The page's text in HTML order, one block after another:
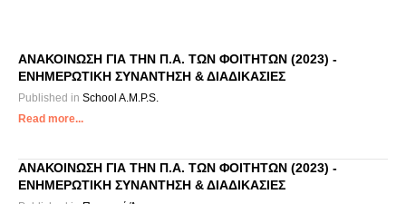
ΑΝΑΚΟΙΝΩΣΗ ΓΙΑ ΤΗΝ Π.Α. ΤΩΝ ΦΟΙΤΗΤΩΝ (2023) -
ΕΝΗΜΕΡΩΤΙΚΗ ΣΥΝΑΝΤΗΣΗ & ΔΙΑΔΙΚΑΣΙΕΣ
Published in School A.M.P.S.
Read more...
ΑΝΑΚΟΙΝΩΣΗ ΓΙΑ ΤΗΝ Π.Α. ΤΩΝ ΦΟΙΤΗΤΩΝ (2023) -
ΕΝΗΜΕΡΩΤΙΚΗ ΣΥΝΑΝΤΗΣΗ & ΔΙΑΔΙΚΑΣΙΕΣ